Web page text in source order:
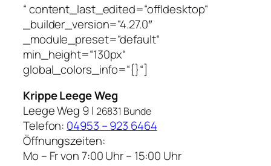
“ content_last_edited=“off|desktop“
_builder_version=“4.27.0″
_module_preset=“default“
min_height=“130px“
global_colors_info=“{}“]
Krippe Leege Weg
Leege Weg 9 | 26831 Bunde
Telefon: 04953 – 923 6464
Öffnungszeiten:
Mo – Fr von 7:00 Uhr – 15:00 Uhr